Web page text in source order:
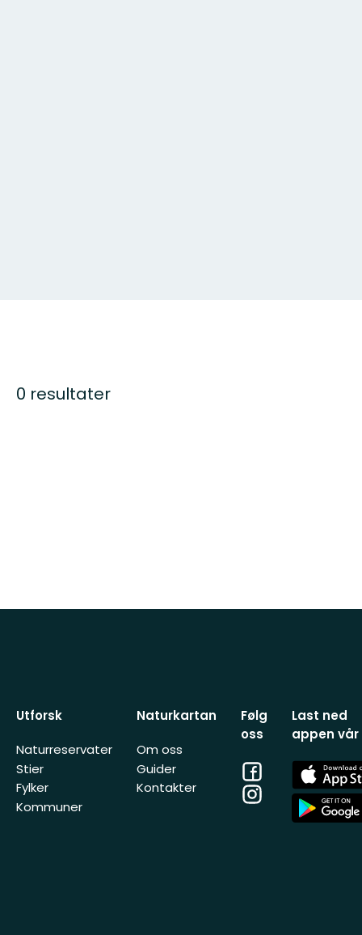
0 resultater
Utforsk
Naturreservater
Stier
Fylker
Kommuner
Naturkartan
Om oss
Guider
Kontakter
Følg
oss
Facebook
Instagram
Last ned
appen vår
App
Store
App
Store